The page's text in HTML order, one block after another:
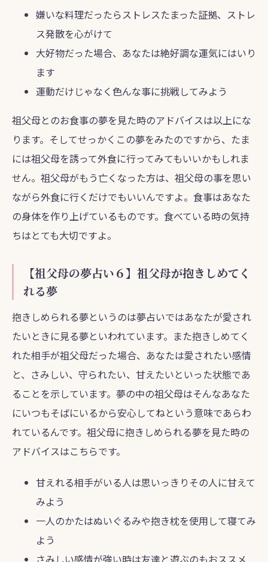
嫌いな料理だったらストレスたまった証拠、ストレ
ス発散を心がけて
大好物だった場合、あなたは絶好調な運気にはいり
ます
運動だけじゃなく色んな事に挑戦してみよう
祖父母とのお食事の夢を見た時のアドバイスは以上にな
ります。そしてせっかくこの夢をみたのですから、たま
には祖父母を誘って外食に行ってみてもいいかもしれま
せん。祖父母がもう亡くなった方は、祖父母の事を思い
ながら外食に行くだけでもいいんですよ。食事はあなた
の身体を作り上げているものです。食べている時の気持
ちはとても大切ですよ。
【祖父母の夢占い６】祖父母が抱きしめてく
れる夢
抱きしめられる夢というのは夢占いではあなたが愛され
たいときに見る夢といわれています。また抱きしめてく
れた相手が祖父母だった場合、あなたは愛されたい感情
と、さみしい、守られたい、甘えたいといった状態であ
ることを示しています。夢の中の祖父母はそんなあなた
にいつもそばにいるから安心してねという意味であらわ
れているんです。祖父母に抱きしめられる夢を見た時の
アドバイスはこちらです。
甘えれる相手がいる人は思いっきりその人に甘えて
みよう
一人のかたはぬいぐるみや抱き枕を使用して寝てみ
よう
さみしい感情が強い時は友達と遊ぶのもおススメ